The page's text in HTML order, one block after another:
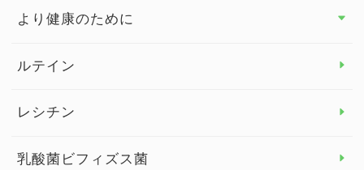
より健康のために
より健康のために トップ
ルテイン
レシチン
乳酸菌ビフィズス菌